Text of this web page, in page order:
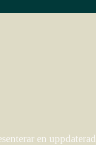
en uppdaterad